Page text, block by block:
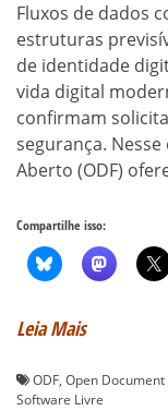
Fluxos de dados
estruturas
de identidade
vida digital
confirmam
segurança.
Aberto (ODF)
Compartilhe isso:
Leia Mais
ODF, Open
Software Livre